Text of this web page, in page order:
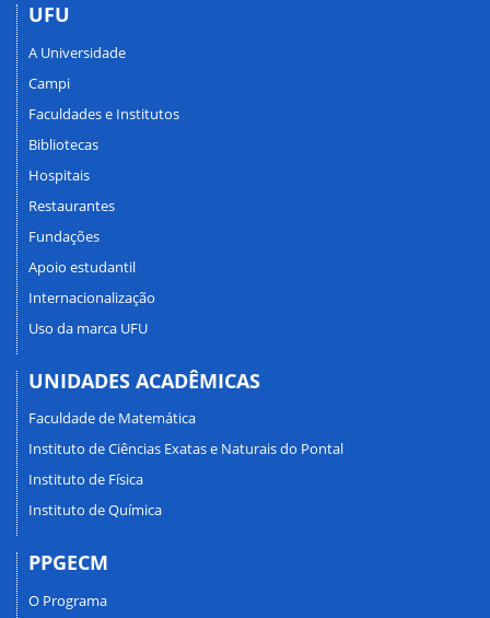
UFU
A Universidade
Campi
Faculdades e Institutos
Bibliotecas
Hospitais
Restaurantes
Fundações
Apoio estudantil
Internacionalização
Uso da marca UFU
UNIDADES ACADÊMICAS
Faculdade de Matemática
Instituto de Ciências Exatas e Naturais do Pontal
Instituto de Física
Instituto de Química
PPGECM
O Programa